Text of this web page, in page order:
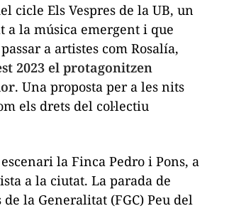
cicle Els Vespres de la UB, un
a la música emergent i que
a artistes com Rosalía,
2023 el protagonitzen
. Una proposta per a les nits
els drets del col·lectiu
la Finca Pedro i Pons, a
a la ciutat. La parada de
la Generalitat (FGC) Peu del